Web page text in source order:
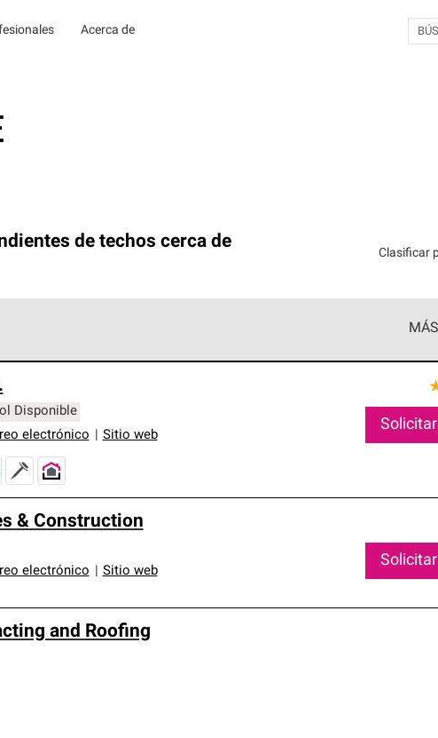
Acerca de
de techos cerca de
Clasificar
de profesionalismo, confiabilidad y destreza incomparable. Solo
de sistemas de techos.
Disponible
electrónico Sitio web
& Construction
electrónico Sitio web
and Roofing